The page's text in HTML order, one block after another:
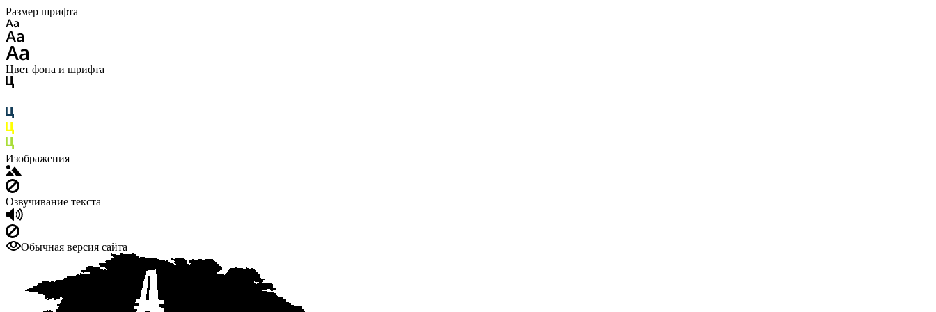
Размер шрифта
Цвет фона и шрифта
Изображения
Озвучивание текста
Обычная версия сайта